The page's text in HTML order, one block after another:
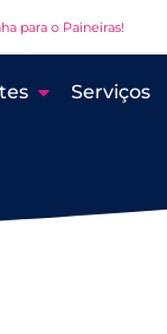
para o Paineiras!
Serviços